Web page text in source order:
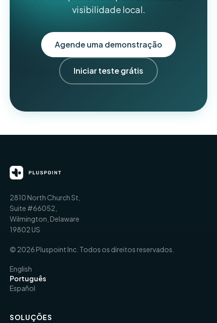
visibilidade local.
Agende uma demonstração
Iniciar teste grátis
2810 North Church St,
Suite #66052,
Wilmington, Delaware
19802 US
© 2026 Pluspoint Inc. Todos os direitos reservados.
English
Português
Español
SOLUÇÕES